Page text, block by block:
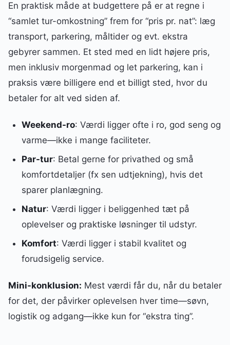
En praktisk måde at budgettere på er at regne i
“samlet tur-omkostning” frem for “pris pr. nat”: læg
transport, parkering, måltider og evt. ekstra
gebyrer sammen. Et sted med en lidt højere pris,
men inklusiv morgenmad og let parkering, kan i
praksis være billigere end et billigt sted, hvor du
betaler for alt ved siden af.
Weekend-ro: Værdi ligger ofte i ro, god seng og
varme—ikke i mange faciliteter.
Par-tur: Betal gerne for privathed og små
komfortdetaljer (fx sen udtjekning), hvis det
sparer planlægning.
Natur: Værdi ligger i beliggenhed tæt på
oplevelser og praktiske løsninger til udstyr.
Komfort: Værdi ligger i stabil kvalitet og
forudsigelig service.
Mini-konklusion: Mest værdi får du, når du betaler
for det, der påvirker oplevelsen hver time—søvn,
logistik og adgang—ikke kun for “ekstra ting”.